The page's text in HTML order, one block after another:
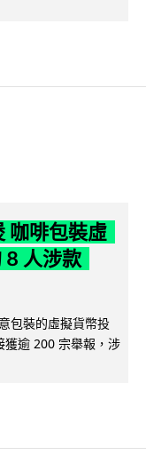
咖啡包裝虛
8 人涉款
包裝的虛擬貨幣投
逾 200 宗舉報，涉